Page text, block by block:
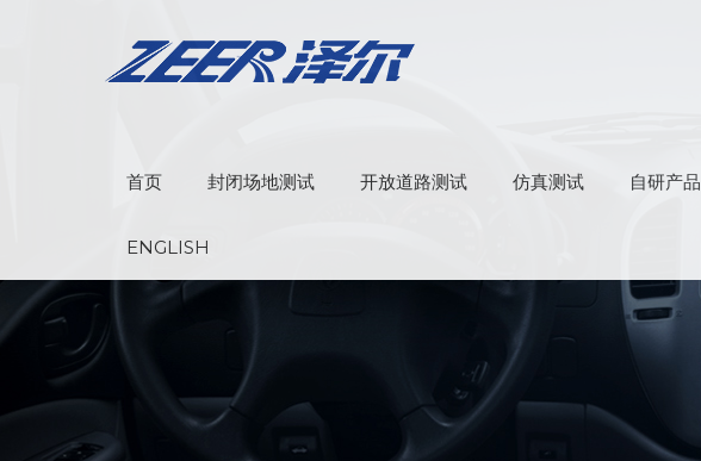
首页 封闭场地测试 开放道路测试 仿真测试 自研产品
ENGLISH